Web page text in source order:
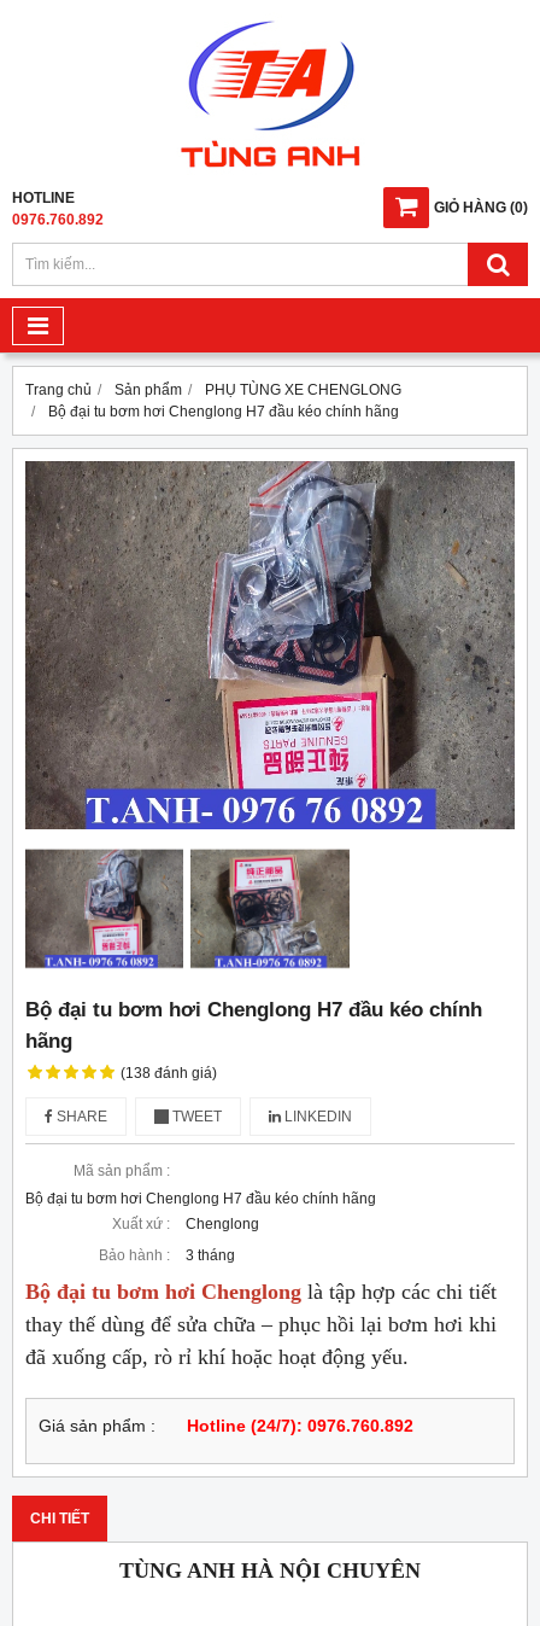
GIỎ HÀNG (0)
HOTLINE
0976.760.892
Trang chủ Sản phẩm
PHỤ TÙNG XE CHENGLONG
Bộ đại tu bơm hơi Chenglong H7 đầu kéo chính hãng
Bộ đại tu bơm hơi Chenglong H7 đầu kéo chính
hãng
(138 đánh giá)
SHARE TWEET LINKEDIN
Mã sản phẩm :
Bộ đại tu bơm hơi Chenglong H7 đầu kéo chính hãng
Xuất xứ :
Chenglong
Bảo hành :
3 tháng
Bộ đại tu bơm hơi Chenglong là tập hợp các chi tiết
thay thế dùng để sửa chữa – phục hồi lại bơm hơi khi
đã xuống cấp, rò rỉ khí hoặc hoạt động yếu.
Giá sản phẩm : Hotline (24/7): 0976.760.892
CHI TIẾT
TÙNG ANH HÀ NỘI CHUYÊN